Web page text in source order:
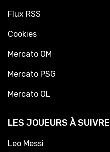
Flux RSS
Cookies
Mercato OM
Mercato PSG
Mercato OL
LES JOUEURS À SUIVRE
Leo Messi